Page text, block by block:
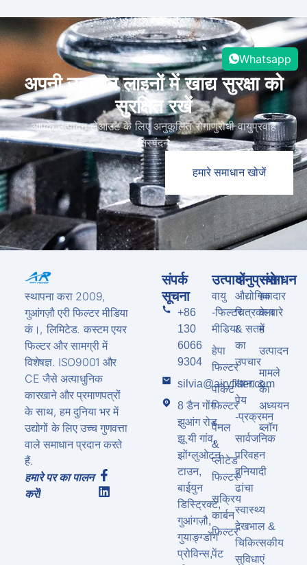
अपनी उत्पादन लाइनों में खाद्य सुरक्षा को
सुरक्षित रखें
आपके उत्पादन लेआउट के लिए अनुकूलित रोगाणुरोधी वायुप्रवाह
निस्पंदन
हमारे समाधान खोजें
स्थापना करा 2009,
गुआंगज़ौ एरी फिल्टर मीडिया
कं।, लिमिटेड. कस्टम एयर
फिल्टर और सामग्री में
विशेषज्ञ. ISO9001 और
CE जैसे अत्याधुनिक
कारखाने और प्रमाणपत्रों
के साथ, हम दुनिया भर में
उद्योगों के लिए उच्च गुणवत्ता
वाले समाधान प्रदान करते
हैं.
हमारे पर का पालन
करें!
उत्पादों
वायु
-फिल्टर
मीडिया
हेपा
फिल्टर
पॉकेट
फिल्टर
पैनल
&
प्लीटेड
फिल्टर
सक्रिय
कार्बन
फिल्टर
पेंट
अनुप्रयोग
औद्योगिक
चित्रकला
& सतह
का
उपचार
खाना &
पेय
-प्रक्रमन
सार्वजनिक
परिवहन
बुनियादी
ढांचा
स्वास्थ्य
देखभाल &
चिकित्सकीय
सुविधाएं
संसाधन
हवादार
के बारे
में
उत्पादन
मामले
का
अध्ययन
ब्लॉग
संपर्क
सूचना
+86
130
6066
9304
silvia@airyfilter.com
8 डैन गोंग
झुआंग रोड,
झू यी गांव,
झोंग्लुओटन
टाउन,
बाईयुन
डिस्ट्रिक्ट,
गुआंगज़ौ,
गुयाङ्ग्डोंग
प्रोविन्स,
Whatsapp